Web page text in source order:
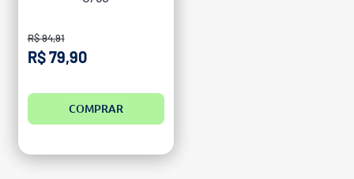
R$ 94,91
R$ 79,90
COMPRAR